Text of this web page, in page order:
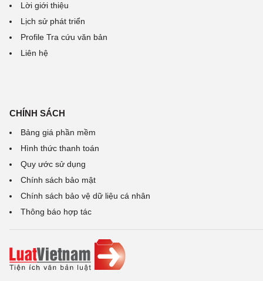
Lời giới thiệu
Lịch sử phát triển
Profile Tra cứu văn bản
Liên hệ
CHÍNH SÁCH
Bảng giá phần mềm
Hình thức thanh toán
Quy ước sử dụng
Chính sách bảo mật
Chính sách bảo vệ dữ liệu cá nhân
Thông báo hợp tác